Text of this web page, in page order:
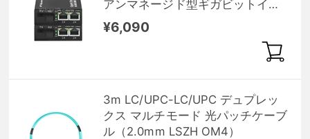
アンマネージド型ギガビットイー
サネットメディアコンバーター、
シングルファイバー、1310nm /
¥6,090
3m LC/UPC-LC/UPC デュプレッ
クス マルチモード 光パッチケーブ
ル（2.0mm LSZH OM4）